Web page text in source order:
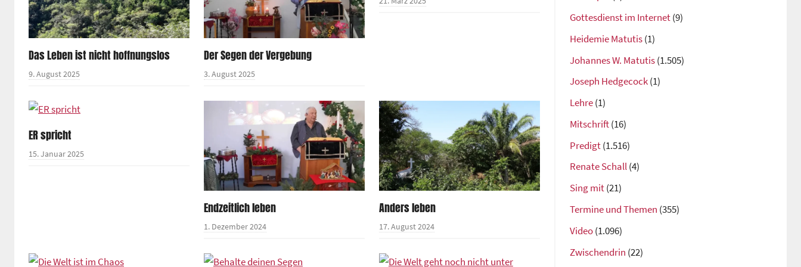
Das Leben ist nicht hoffnungslos
9. August 2025
Der Segen der Vergebung
3. August 2025
ER spricht
15. Januar 2025
Endzeitlich leben
1. Dezember 2024
Anders leben
17. August 2024
Gottesdienst im Internet(9)
Heidemie Matutis(1)
Johannes W. Matutis(1.505)
Joseph Hedgecock(1)
Lehre(1)
Mitschrift(16)
Predigt(1.516)
Renate Schall(4)
Sing mit(21)
Termine und Themen (355)
Video(1.096)
Zwischendrin (22)